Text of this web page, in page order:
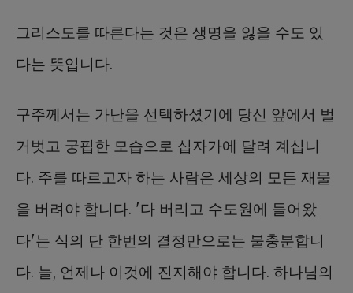
그리스도를 따른다는 것은 생명을 잃을 수도 있
다는 뜻입니다.
구주께서는 가난을 선택하셨기에 당신 앞에서 벌
거벗고 궁핍한 모습으로 십자가에 달려 계십니
다. 주를 따르고자 하는 사람은 세상의 모든 재물
을 버려야 합니다. '다 버리고 수도원에 들어왔
다'는 식의 단 한번의 결정만으로는 불충분합니
다. 늘, 언제나 이것에 진지해야 합니다. 하나님의